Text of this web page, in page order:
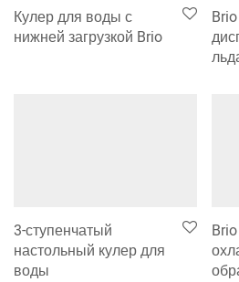
Кулер для воды с
нижней загрузкой Brio
3-ступенчатый
настольный кулер для
воды